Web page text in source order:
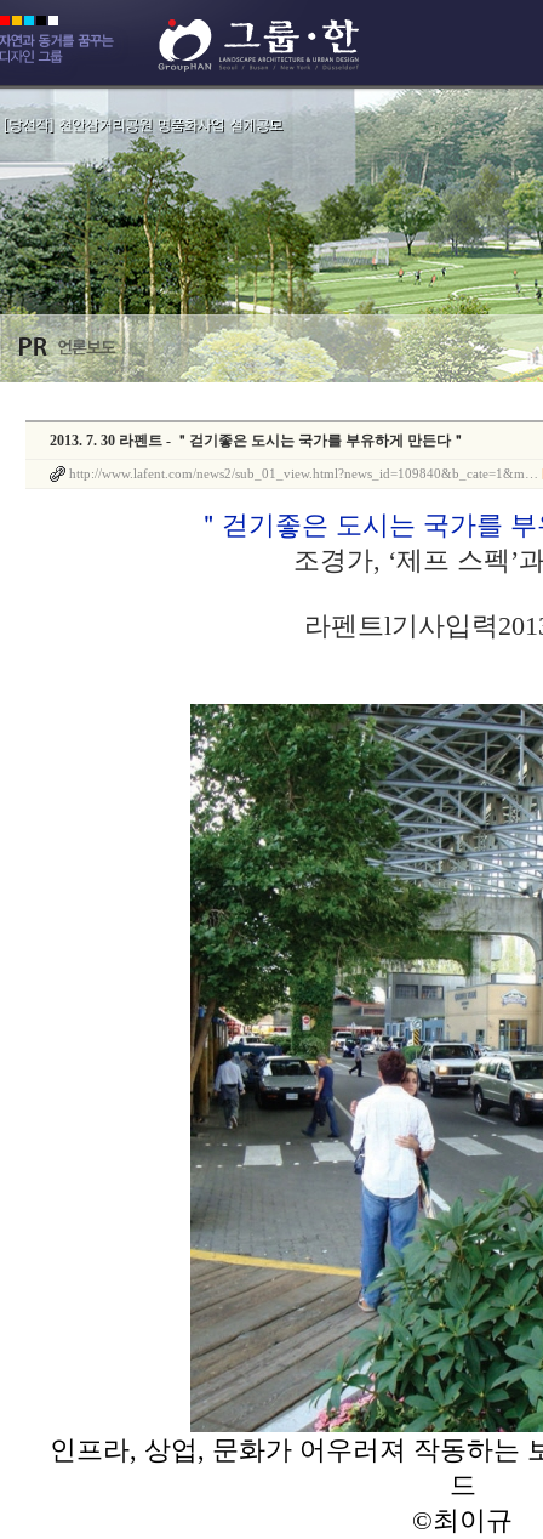
2013. 7. 30 라펜트 - ＂걷기좋은 도시는 국가를 부유하게 만든다＂
http://www.lafent.com/news2/sub_01_view.html?news_id=109840&b_cate=1&m…
＂걷기좋은 도시는 국가를
조경가, ‘제프 스펙’
라펜트l기사입력
인프라, 상업, 문화가 어우러져 작동하는
드
©최이규